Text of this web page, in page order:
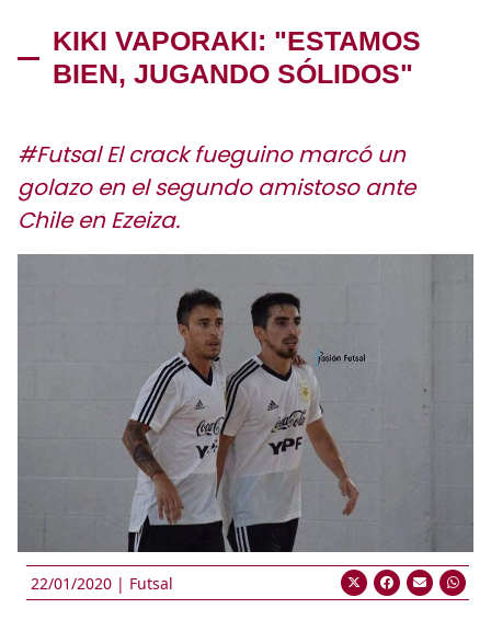
KIKI VAPORAKI: "ESTAMOS
BIEN, JUGANDO SÓLIDOS"
#Futsal El crack fueguino marcó un
golazo en el segundo amistoso ante
Chile en Ezeiza.
22/01/2020 | Futsal